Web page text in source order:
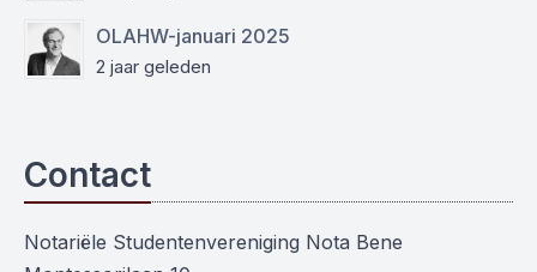
OLAHW-januari 2025
2 jaar geleden
Contact
Notariële Studentenvereniging Nota Bene